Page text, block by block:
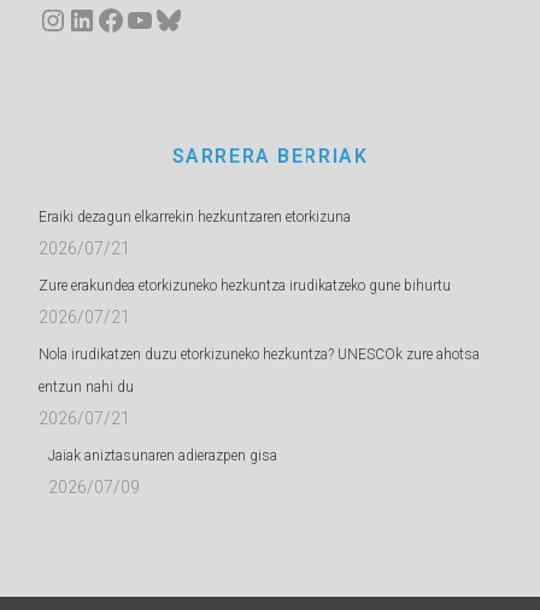
Instagram
LinkedIn
Facebook
YouTube
Bluesky
SARRERA BERRIAK
Eraiki dezagun elkarrekin hezkuntzaren etorkizuna
2026/07/21
Zure erakundea etorkizuneko hezkuntza irudikatzeko gune bihurtu
2026/07/21
Nola irudikatzen duzu etorkizuneko hezkuntza? UNESCOk zure ahotsa
entzun nahi du
2026/07/21
Jaiak aniztasunaren adierazpen gisa
2026/07/09